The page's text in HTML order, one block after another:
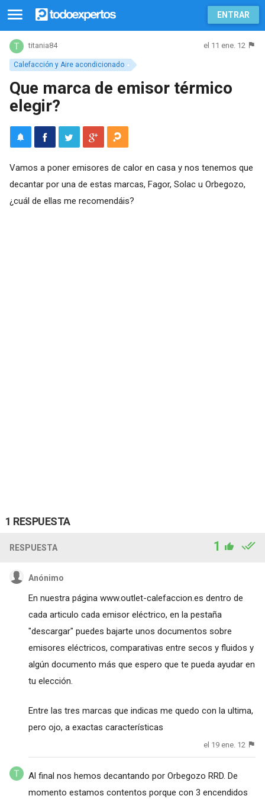
ENTRAR
Calefacción y Aire acondicionado
titania84 el 11 ene. 12
Que marca de emisor térmico
elegir?
Vamos a poner emisores de calor en casa y nos tenemos que
decantar por una de estas marcas, Fagor, Solac u Orbegozo,
¿cuál de ellas me recomendáis?
1 RESPUESTA
RESPUESTA 1
Anónimo
En nuestra página www.outlet-calefaccion.es dentro de
cada articulo cada emisor eléctrico, en la pestaña
"descargar" puedes bajarte unos documentos sobre
emisores eléctricos, comparativas entre secos y fluidos y
algún documento más que espero que te pueda ayudar en
tu elección.
Entre las tres marcas que indicas me quedo con la ultima,
pero ojo, a exactas características
el 19 ene. 12
Al final nos hemos decantando por Orbegozo RRD. De
momento estamos contentos porque con 3 encendidos